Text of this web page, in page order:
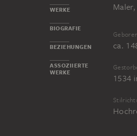
WERKE
BIOGRAFIE
BEZIEHUNGEN
ASSOZIIERTE
WERKE
Geboren
ca.
1534